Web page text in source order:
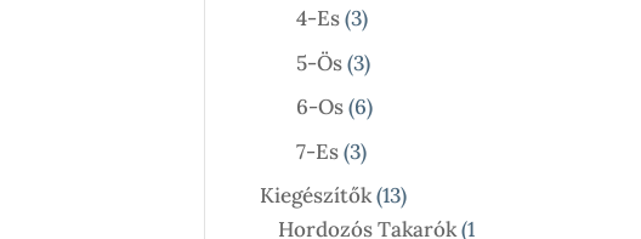
4-Es 33
Termék
5-Ös 33
Termék
6-Os 66
7-Es 33
Termék
Kiegészítők 1313
Termék
Hordozós Takarók 1